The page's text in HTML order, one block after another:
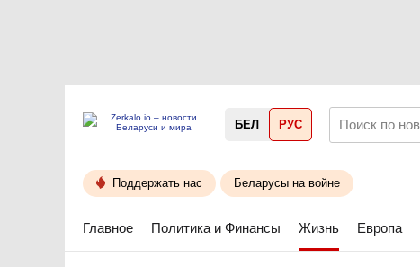
БЕЛ РУС
Поддержать нас Беларусы на войне
Главное Политика и Финансы Жизнь Европа